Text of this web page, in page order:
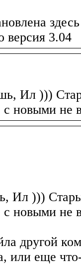
версия 3.04
Ил )))
с новыми не
Ил )))
с новыми не
другой
или еще